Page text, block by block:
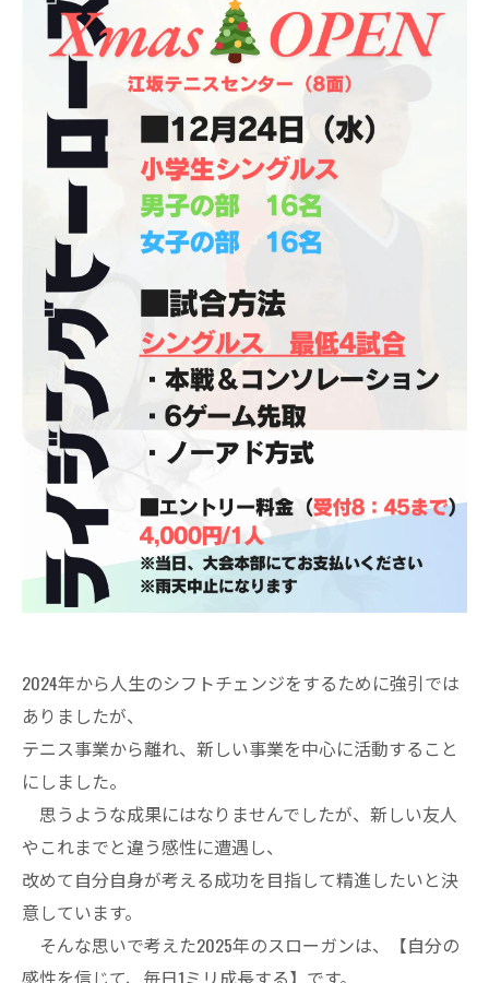
2024年から人生のシフトチェンジをするために強引では
ありましたが、
テニス事業から離れ、新しい事業を中心に活動すること
にしました。
思うような成果にはなりませんでしたが、新しい友人
やこれまでと違う感性に遭遇し、
改めて自分自身が考える成功を目指して精進したいと決
意しています。
そんな思いで考えた2025年のスローガンは、【自分の
感性を信じて、毎日1ミリ成長する】です。